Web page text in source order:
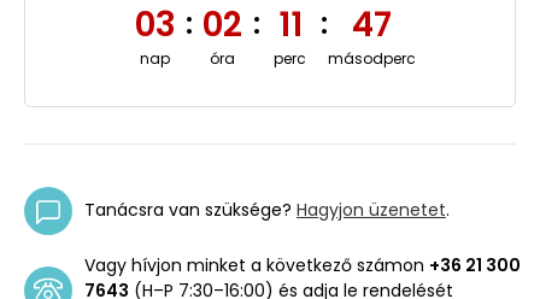
03
nap
: 02
óra
: 11
perc
: 46
másodperc
Tanácsra van szüksége? Hagyjon üzenetet.
Vagy hívjon minket a következő számon +36 21 300
7643 (H–P 7:30–16:00) és adja le rendelését